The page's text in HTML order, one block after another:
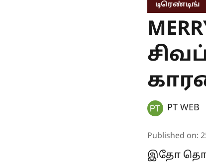
டிரெண்டிங்
PT WEB
Published on:
இதோ